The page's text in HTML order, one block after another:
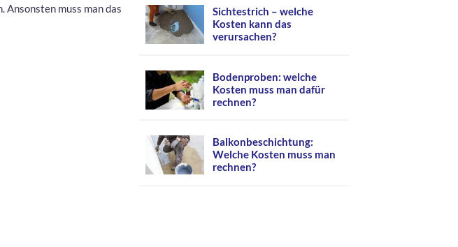
muss man das
Sichtestrich – welche
Kosten kann das
verursachen?
Bodenproben: welche
Kosten muss man dafür
rechnen?
Balkonbeschichtung:
Welche Kosten muss man
rechnen?